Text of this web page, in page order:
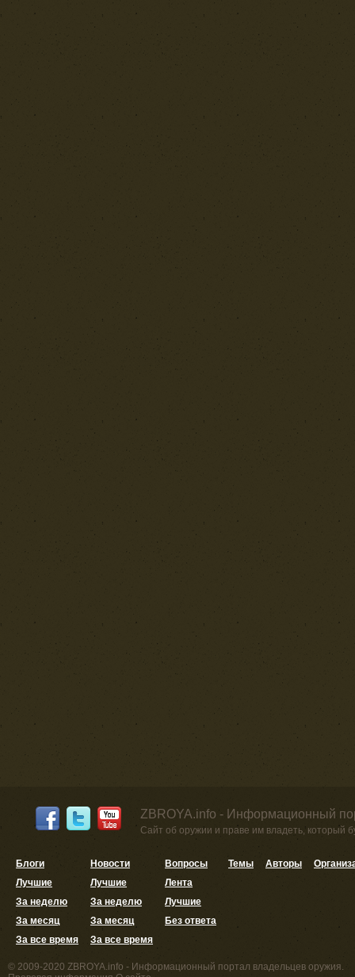
ZBROYA.info - Информационный
Сайт об оружии и праве им владеть, который
Блоги
Лучшие
За неделю
За месяц
За все время
Новости
Лучшие
За неделю
За месяц
За все время
Вопросы
Лента
Лучшие
Без ответа
Темы Авторы
© 2009-2020 ZBROYA.info - Информационный портал владельцев оружия.